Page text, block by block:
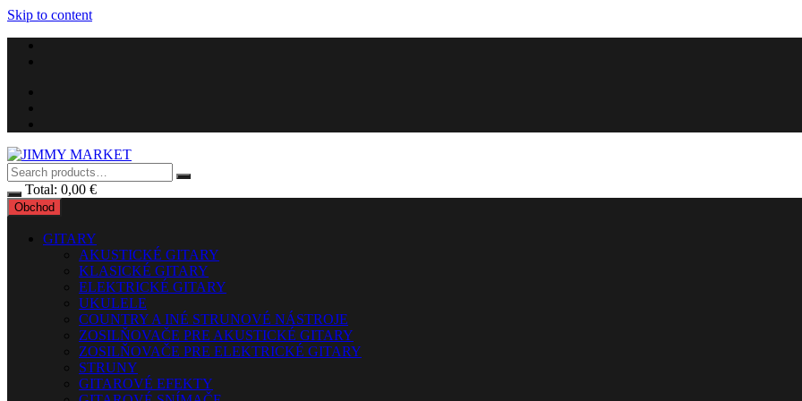
Skip to content
Total: 0,00 €
Obchod
GITARY
AKUSTICKÉ GITARY
KLASICKÉ GITARY
ELEKTRICKÉ GITARY
UKULELE
COUNTRY A INÉ STRUNOVÉ NÁSTROJE
ZOSILŇOVAČE PRE AKUSTICKÉ GITARY
ZOSILŇOVAČE PRE ELEKTRICKÉ GITARY
STRUNY
GITAROVÉ EFEKTY